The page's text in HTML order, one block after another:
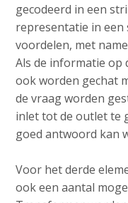
gecodeerd in een
representatie in een
voordelen, met
Als de informatie op
ook worden gechat
de vraag worden
inlet tot de outlet te
goed antwoord kan
Voor het derde
ook een aantal